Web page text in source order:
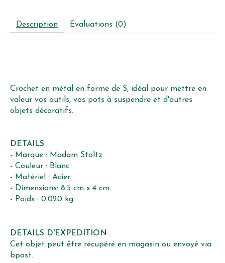
Description Évaluations (0)
Crochet en métal en forme de S, idéal pour mettre en
valeur vos outils, vos pots à suspendre et d'autres
objets décoratifs.
DETAILS
- Marque : Madam Stoltz.
- Couleur : Blanc
- Matériel : Acier
- Dimensions: 8.5 cm x 4 cm.
- Poids : 0.020 kg.
DETAILS D'EXPEDITION
Cet objet peut être récupéré en magasin ou envoyé via
bpost.